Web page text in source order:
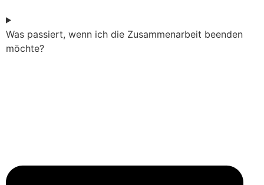
Was passiert, wenn ich die Zusammenarbeit beenden
möchte?